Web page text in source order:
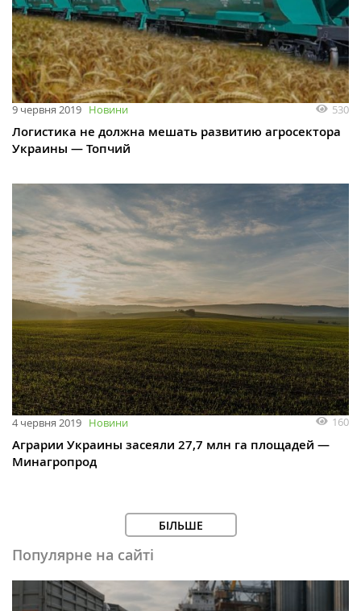
9 червня 2019 Новини 530
Логистика не должна мешать развитию агросектора
Украины — Топчий
4 червня 2019 Новини 160
Аграрии Украины засеяли 27,7 млн га площадей —
Минагропрод
БІЛЬШЕ
Популярне на сайті